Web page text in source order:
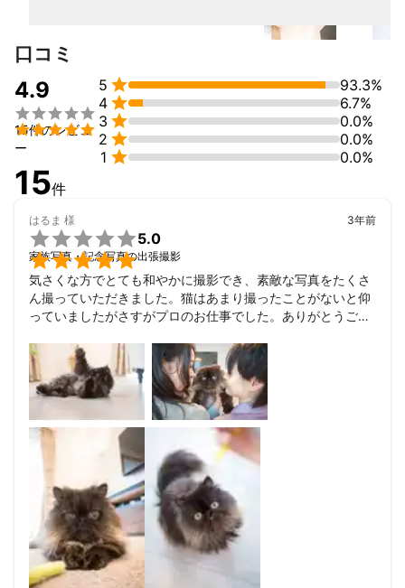
「きちんと残したい」その想いに、誠実に向き合います。
対応地域外もお気軽にご相談ください。
これまでの実績
🌳 今までに撮影したことのある場所 🌳
【豊明市】
三崎水辺公園・唐竹公園・勅使公園・沓掛城址公園・沓掛諏訪神
自宅アパート2階 "撮影もできる小さなアトリエ"
【豊田市】
西山公園・鞍ヶ池公園・愛知県緑化センター・加茂川公園・
桜城址公園・豊田市民芸館・児ノ口公園・花遊庭・
花屋のグリーンピース・平芝梅林公園・喜楽亭・
竜神交流館（撮影会）・Lilac hair & life（撮影会）・
moja hair resort（撮影会）
【みよし市】
三好公園・三好稲荷・石川家住宅
【岡崎市】
岡崎東公園・旧本田忠次邸・奥殿陣屋・しょうやの杜・
乙川沿の河津桜並木・岡崎城公園・龍城神社・六所神社
【大府市】
大府みどり公園・あいち健康の森公園・レンタルシェアスペースs
hanana・
口コミ
4.9


15件のレビュ
ー
5 
93.3%
4 
6.7%
3 
0.0%
2 
0.0%
1  0.0%
15件
はるま 様


5.0
家族写真・記念写真の出張撮影
3年前
気さくな方でとても和やかに撮影でき、素敵な写真をたくさ
ん撮っていただきました。猫はあまり撮ったことがないと仰
っていましたがさすがプロのお仕事でした。ありがとうござ
す(^з^)-☆